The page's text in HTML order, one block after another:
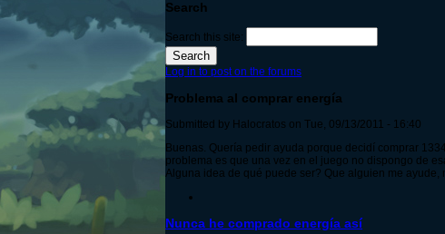
Search
Search this site:
Log in to post on the forums
Problema al comprar energía
Submitted by Halocratos on Tue, 09/13/2011 - 16:40
Buenas. Quería pedir ayuda porque decidí comprar
problema es que una vez en el juego no dispongo de
Alguna idea de qué puede ser? Que alguien me ayude,
Nunca he comprado energía así